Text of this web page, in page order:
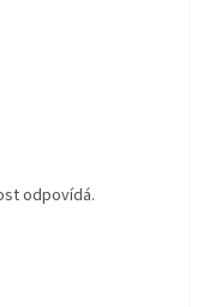
odpovídá.